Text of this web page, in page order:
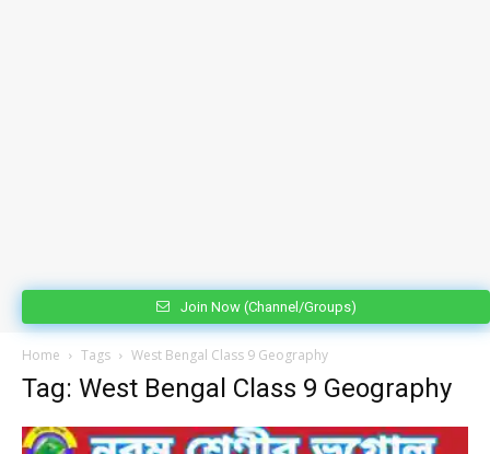
Join Now (Channel/Groups)
Home Tags West Bengal Class 9 Geography
Tag: West Bengal Class 9 Geography